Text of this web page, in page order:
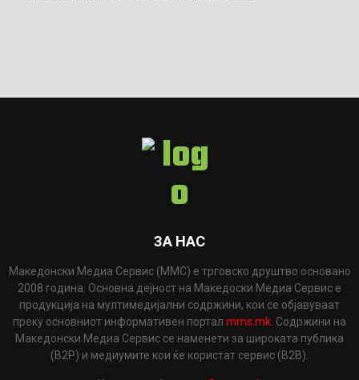
ЗА НАС
Македонски Медиа Сервис (ММС) е трговско друштво основано
2008 година. Основна дејност на Македоски Медиа Сервис е
продукција на мултимедијални содржини, кои се објавуваат
преку основниот информативен портал mms.mk . Содржини на
Македонски Медиа Сервис се наменети за широката публика
(B2P) и медиумите кои ќе користат сервис (B2B).